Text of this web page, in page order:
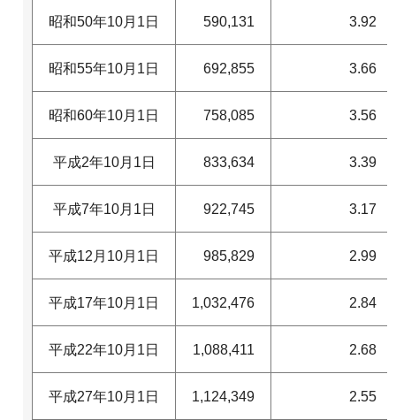
昭和50年10月1日 590,131 3.92
昭和55年10月1日 692,855 3.66
昭和60年10月1日 758,085 3.56
平成2年10月1日 833,634 3.39
平成7年10月1日 922,745 3.17
平成12月10月1日 985,829 2.99
平成17年10月1日 1,032,476 2.84
平成22年10月1日 1,088,411 2.68
平成27年10月1日 1,124,349 2.55